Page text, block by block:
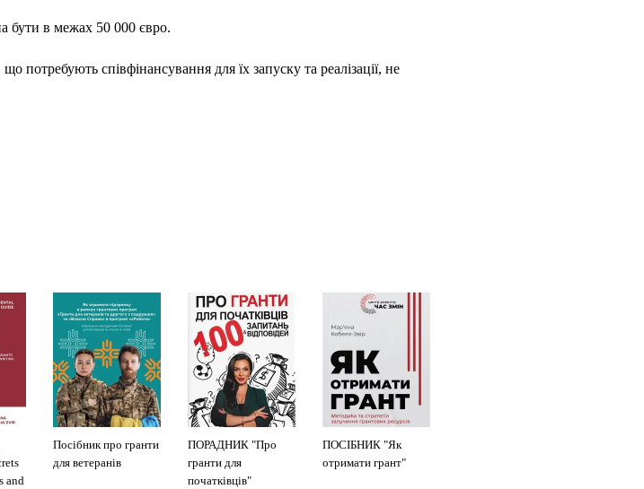
бути в межах 50 000 євро.
потребують співфінансування для їх запуску та реалізації, не
and
Посібник про гранти
для ветеранів
ПОРАДНИК "Про
гранти для
початківців"
ПОСІБНИК "Як
отримати грант"